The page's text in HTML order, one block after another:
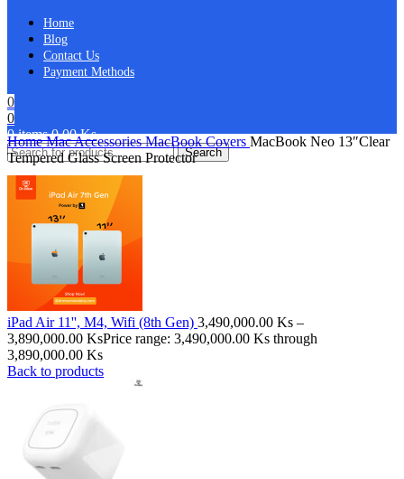
Home
Blog
Contact Us
Payment Methods
0
0
0items 0.00Ks
Search
HomeMac AccessoriesMacBook Covers MacBook Neo 13″Clear
Tempered Glass Screen Protector
iPad Air 11'', M4, Wifi (8th Gen) 3,490,000.00 Ks –
3,890,000.00 KsPrice range: 3,490,000.00 Ks through
3,890,000.00 Ks
Back to products